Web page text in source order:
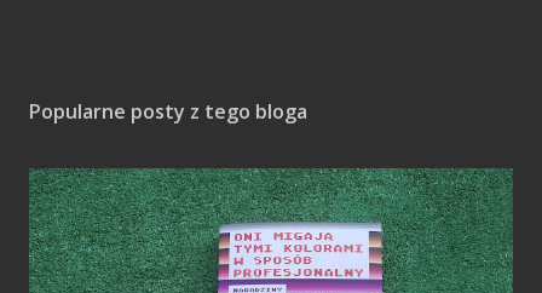
Popularne posty z tego bloga